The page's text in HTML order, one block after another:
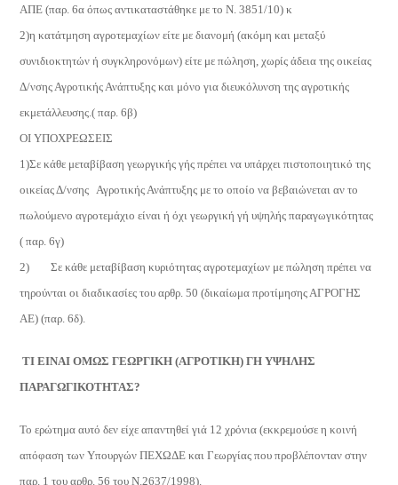
ΑΠΕ (παρ. 6α όπως αντικαταστάθηκε με το Ν. 3851/10) κ
2)η κατάτμηση αγροτεμαχίων είτε με διανομή (ακόμη και μεταξύ
συνιδιοκτητών ή συγκληρονόμων) είτε με πώληση, χωρίς άδεια της οικείας
Δ/νσης Αγροτικής Ανάπτυξης και μόνο για διευκόλυνση της αγροτικής
εκμετάλλευσης.( παρ. 6β)
ΟΙ ΥΠΟΧΡΕΩΣΕΙΣ
1)Σε κάθε μεταβίβαση γεωργικής γής πρέπει να υπάρχει πιστοποιητικό της
οικείας Δ/νσης Αγροτικής Ανάπτυξης με το οποίο να βεβαιώνεται αν το
πωλούμενο αγροτεμάχιο είναι ή όχι γεωργική γή υψηλής παραγωγικότητας
( παρ. 6γ)
2)
Σε κάθε μεταβίβαση κυριότητας αγροτεμαχίων με πώληση πρέπει να
τηρούνται οι διαδικασίες του αρθρ. 50 (δικαίωμα προτίμησης ΑΓΡΟΓΗΣ
ΑΕ) (παρ. 6δ).
ΤΙ ΕΙΝΑΙ ΟΜΩΣ ΓΕΩΡΓΙΚΗ (ΑΓΡΟΤΙΚΗ) ΓΗ ΥΨΗΛΗΣ
ΠΑΡΑΓΩΓΙΚΟΤΗΤΑΣ?
Το ερώτημα αυτό δεν είχε απαντηθεί γιά 12 χρόνια (εκκρεμούσε η κοινή
απόφαση των Υπουργών ΠΕΧΩΔΕ και Γεωργίας που προβλέπονταν στην
παρ. 1 του αρθρ. 56 του Ν.2637/1998).